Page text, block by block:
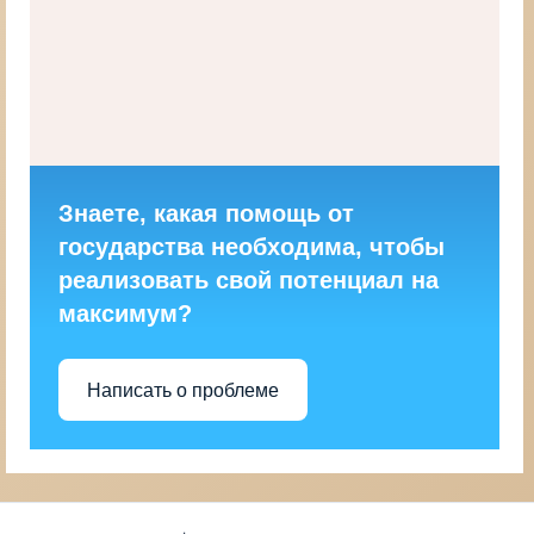
Знаете, какая помощь от
государства необходима, чтобы
реализовать свой потенциал на
максимум?
Написать о проблеме